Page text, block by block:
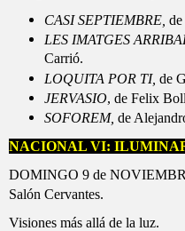
CASI SEPTIEMBRE,
LES IMATGES
Carrió.
LOQUITA POR TI, de
JERVASIO, de Felix
SOFOREM, de
NACIONAL VI:
DOMINGO 9 de
Salón Cervantes.
Visiones más allá de la luz.